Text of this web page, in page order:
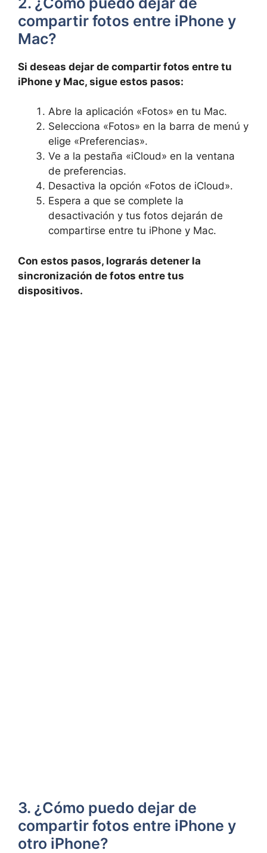
compartir ⁣fotos entre iPhone y
Mac?
Si deseas dejar de compartir fotos entre tu
iPhone y‌ Mac, sigue estos pasos:
Abre la aplicación «Fotos»‌ en⁤ tu Mac.
Selecciona «Fotos» en la barra de menú y
elige «Preferencias».
Ve ⁢a ⁢la pestaña «iCloud» en la ventana
de preferencias.
Desactiva la opción «Fotos de iCloud».
Espera a que se complete la
desactivación y ⁢tus fotos dejarán de
compartirse entre tu iPhone y Mac.
Con estos pasos, lograrás detener la
sincronización de fotos entre tus
dispositivos.
3. ¿Cómo⁤ puedo dejar de
compartir fotos⁣ entre iPhone y
otro iPhone?